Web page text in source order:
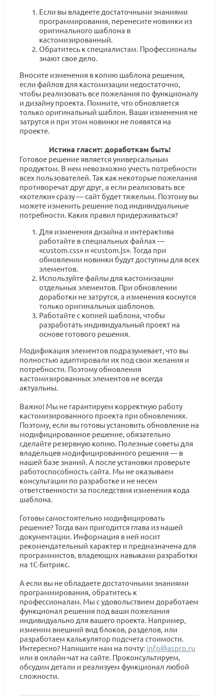
Если вы владеете достаточными знаниями
программирования, перенесите новинки из
оригинального шаблона в
кастомизированный.
Обратитесь к специалистам. Профессионалы
знают свое дело.
Вносите изменения в копию шаблона решения,
если файлов для кастомизации недостаточно,
чтобы реализовать все пожелания по функционалу
и дизайну проекта. Помните, что обновляется
только оригинальный шаблон. Ваши изменения не
затрутся и при этом новинки не появятся на
проекте.
Истина гласит: доработкам быть!
Готовое решение является универсальным
продуктом. В нем невозможно учесть потребности
всех пользователей. Так как некоторые пожелания
противоречат друг друг, а если реализовать все
«хотелки» сразу — сайт будет тяжелым. Поэтому вы
можете изменить решение под индивидуальные
потребности. Каких правил придерживаться?
Для изменения дизайна и интерактива
работайте в специальных файлах —
«custom.css» и «custom.js». Тогда при
обновлении новинки будут доступны для всех
элементов.
Используйте файлы для кастомизации
отдельных элементов. При обновлении
доработки не затрутся, а изменения коснутся
только оригинальных шаблонов.
Работайте с копией шаблона, чтобы
разработать индивидуальный проект на
основе готового решения.
Модификация элементов подразумевает, что вы
полностью адаптировали их под свои желания и
потребности. Поэтому обновления
кастомизированных элементов не всегда
актуальны.
Важно! Мы не гарантируем корректную работу
кастомизированного проекта при обновлениях.
Поэтому, если вы готовы установить обновление на
модифицированное решение, обязательно
сделайте резервную копию. Полезные советы для
владельцев модифицированного решения — в
нашей базе знаний. А после установки проверьте
работоспособность сайта. Мы не оказываем
консультации по разработке и не несем
ответственности за последствия изменения кода
шаблона.
Готовы самостоятельно модифицировать
решение? Тогда вам пригодится глава из нашей
документации. Информация в ней носит
рекомендательный характер и предназначена для
программистов, владеющих навыками разработки
на 1С-Битрикс.
А если вы не обладаете достаточными знаниями
программирования, обратитесь к
профессионалам. Мы с удовольствием доработаем
функционал решения под ваши пожелания
индивидуально для вашего проекта. Например,
изменим внешний вид блоков, разделов, или
разработаем калькулятор подсчета стоимости.
Интересно? Напишите нам на почту: info@aspro.ru
или в онлайн-чат на сайте. Проконсультируем,
обсудим детали и реализуем функционал любой
сложности.